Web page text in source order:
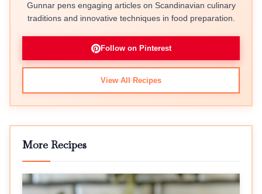
Gunnar pens engaging articles on Scandinavian culinary
traditions and innovative techniques in food preparation.
Follow on Pinterest
View All Recipes
More Recipes